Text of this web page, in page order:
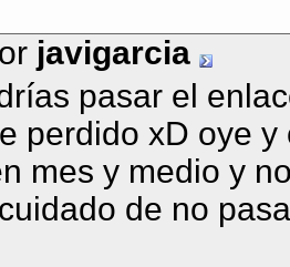
javigarcia
pasar el
perdido xD oye
mes y medio y
de no